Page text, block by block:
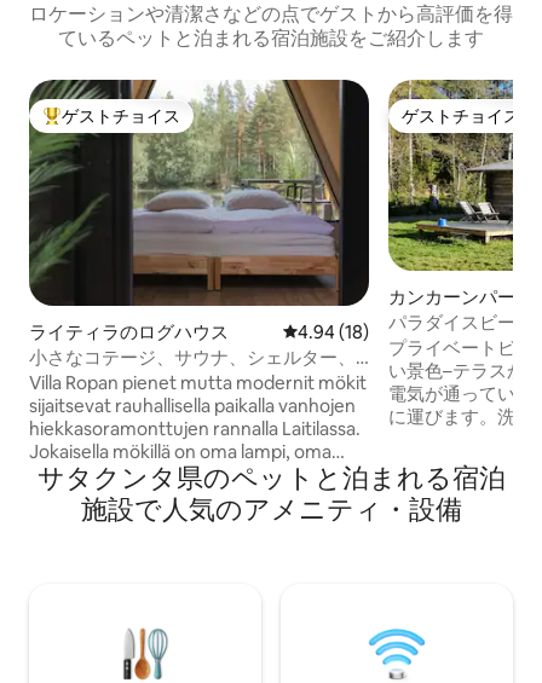
ロケーションや清潔さなどの点でゲストから高評価を得
ているペットと泊まれる宿泊施設をご紹介します
大好評のゲストチョイスです。
ゲストチョイス
ライティラのログハウス レビュー18件、5つ星中4.94つ
4.94 (18)
小さなコテージ、サウナ、シェルター、
専用の池。コテージ2
Villa Ropan pienet mutta modernit mökit
sijaitsevat rauhallisella paikalla vanhojen
hiekkasoramonttujen rannalla Laitilassa.
Jokaisella mökillä on oma lampi, oma
ranta, puusauna, laavu, puucee ja iso
terassi. Mökeiltä ei ole näköyhteyttä
toisiin mökkeihin, joten täällä saa nauttia
ゲストチョイス
ゲストチョイス
カンカーンパーの
パラダイスビーチ
ヴィ・カンカーン
プライベートビー
い景色–テラスか
電気が通っていま
に運びます。洗濯水は
ぎやバーベキューに最
末、またはそれ以
ください。ここ
ずに持ってきてく
月8日、Elobileet
サタクンタ県のペットと泊まれる宿泊
施設で人気のアメニティ・設備